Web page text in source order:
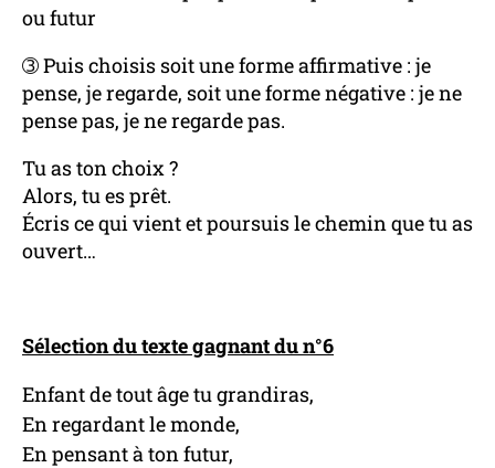
ou futur
➂ Puis choisis soit une forme affirmative : je
pense, je regarde, soit une forme négative : je ne
pense pas, je ne regarde pas.
Tu as ton choix ?
Alors, tu es prêt.
Écris ce qui vient et poursuis le chemin que tu as
ouvert…
Sélection du texte gagnant du n°6
Enfant de tout âge tu grandiras,
En regardant le monde,
En pensant à ton futur,